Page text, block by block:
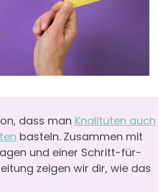
dass man Knalltüten auch
basteln. Zusammen mit
und einer Schritt-für-
zeigen wir dir, wie das